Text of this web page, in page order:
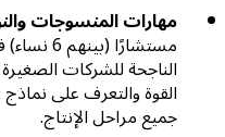
مهارات المنسوجات
مستشارًا
الناجحة للشركات
القوة والتعرف على
جميع مراحل الإنتاج.